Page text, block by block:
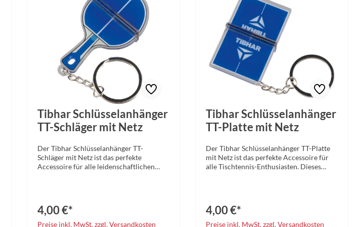
Tibhar Schlüsselanhänger
TT-Schläger mit Netz
Der Tibhar Schlüsselanhänger TT-
Schläger mit Netz ist das perfekte
Accessoire für alle leidenschaftlichen
Sie täglich und zeigt Ihre Leidenschaft für
den Tischtennissport.Der detailgetreu
4,00 €*
Preise inkl. MwSt. zzgl. Versandkosten
Tibhar Schlüsselanhänger
TT-Platte mit Netz
Der Tibhar Schlüsselanhänger TT-Platte
mit Netz ist das perfekte Accessoire für
alle Tischtennis-Enthusiasten. Dieses
detailgetreues Design: Eine
miniaturisierte Tischtennisplatte mit
4,00 €*
Preise inkl. MwSt. zzgl. Versandkosten